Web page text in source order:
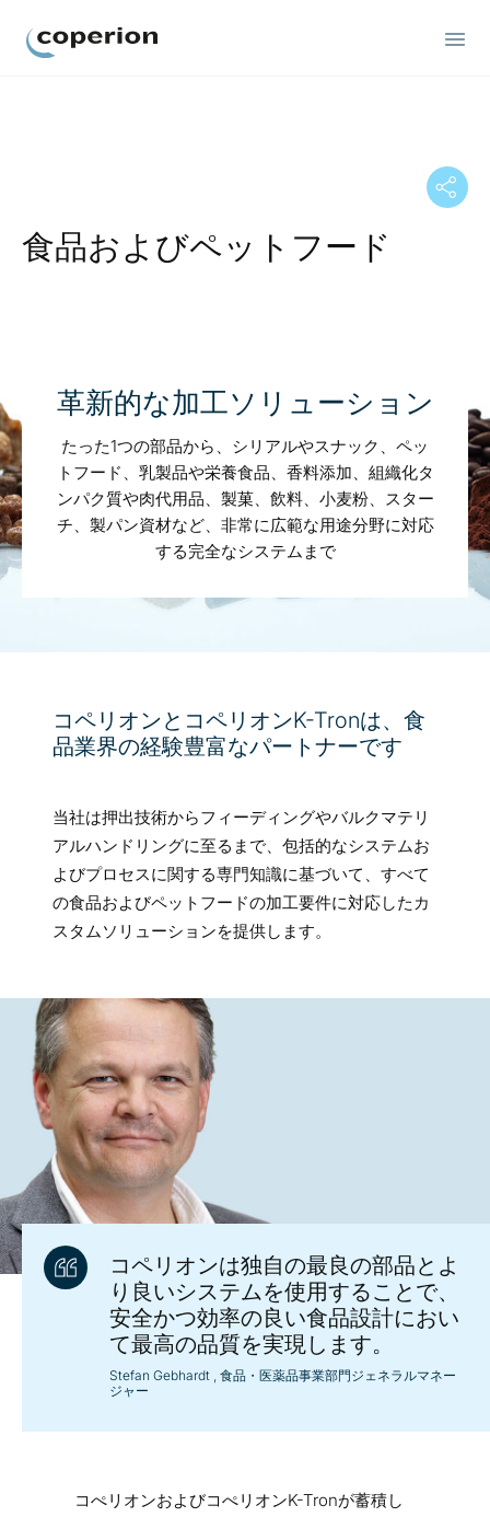
食品およびペットフード
革新的な加工ソリューション
たった1つの部品から、シリアルやスナック、ペッ
トフード、乳製品や栄養食品、香料添加、組織化タ
ンパク質や肉代用品、製菓、飲料、小麦粉、スター
チ、製パン資材など、非常に広範な用途分野に対応
する完全なシステムまで
コペリオンとコペリオンK-Tronは、食
品業界の経験豊富なパートナーです
当社は押出技術からフィーディングやバルクマテリ
アルハンドリングに至るまで、包括的なシステムお
よびプロセスに関する専門知識に基づいて、すべて
の食品およびペットフードの加工要件に対応したカ
スタムソリューションを提供します。
コペリオンは独自の最良の部品とよ
り良いシステムを使用することで、
安全かつ効率の良い食品設計におい
て最高の品質を実現します。
Stefan Gebhardt , 食品・医薬品事業部門ジェネラルマネー
ジャー
コぺリオンおよびコぺリオンK-Tronが蓄積し